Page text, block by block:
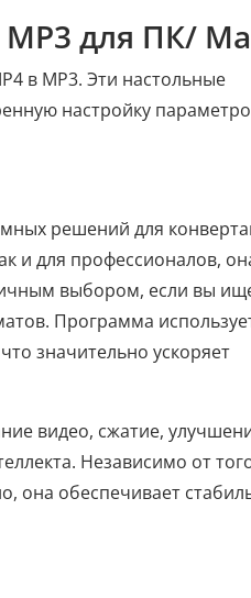
для ПК/
в MP3. Эти настольные
настройку
решений для
и для профессионалов,
выбором, если вы
Программа
значительно ускоряет
видео, сжатие,
Независимо от
она обеспечивает